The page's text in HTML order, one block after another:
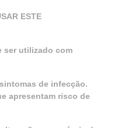
ESTE
ser utilizado com
de infecção.
apresentam risco de